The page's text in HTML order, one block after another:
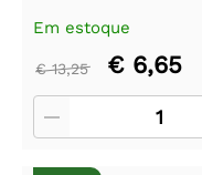
Em estoque
€ 13,25 € 6,65